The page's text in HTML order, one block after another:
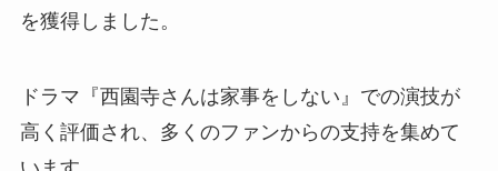
を獲得しました。
ドラマ『西園寺さんは家事をしない』での演技が
高く評価され、多くのファンからの支持を集めて